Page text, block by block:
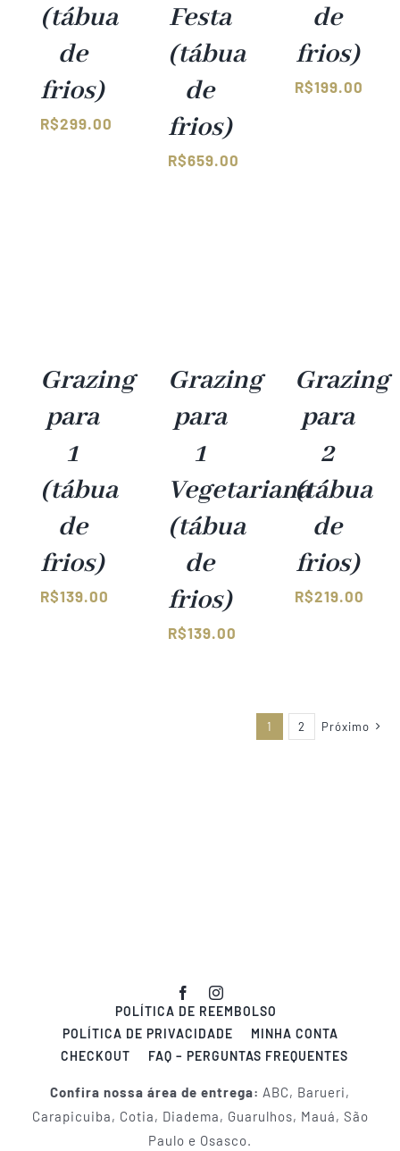
(tábua
de
frios)
R$299.00
Festa
(tábua
de
frios)
R$659.00
de
frios)
R$199.00
Grazing
para
1
(tábua
de
frios)
R$139.00
Grazing
para
1
Vegetariana
(tábua
de
frios)
R$139.00
Grazing
para
2
(tábua
de
frios)
R$219.00
1 2 Próximo
POLÍTICA DE REEMBOLSO
POLÍTICA DE PRIVACIDADE
MINHA CONTA
CHECKOUT
FAQ – PERGUNTAS FREQUENTES
Confira nossa área de entrega: ABC, Barueri,
Carapicuiba, Cotia, Diadema, Guarulhos, Mauá, São
Paulo e Osasco.